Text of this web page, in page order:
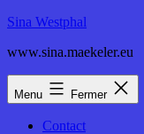
Aller
contenu
Sina Westphal
www.sina.maekeler.eu
Menu Fermer
Contact